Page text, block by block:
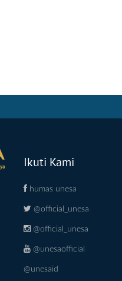
Ikuti Kami
humas unesa
@official_unesa
@official_unesa
@unesaofficial
@unesaid